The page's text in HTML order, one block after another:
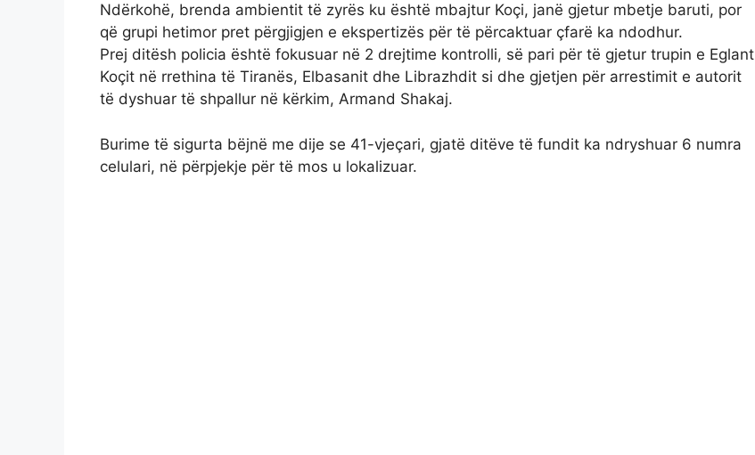
Ndërkohë, brenda ambientit të zyrës ku është mbajtur Koçi, janë gjetur mbetje baruti, por
që grupi hetimor pret përgjigjen e ekspertizës për të përcaktuar çfarë ka ndodhur.
Prej ditësh policia është fokusuar në 2 drejtime kontrolli, së pari për të gjetur trupin e Eglant
Koçit në rrethina të Tiranës, Elbasanit dhe Librazhdit si dhe gjetjen për arrestimit e autorit
të dyshuar të shpallur në kërkim, Armand Shakaj.
Burime të sigurta bëjnë me dije se 41-vjeçari, gjatë ditëve të fundit ka ndryshuar 6 numra
celulari, në përpjekje për të mos u lokalizuar.